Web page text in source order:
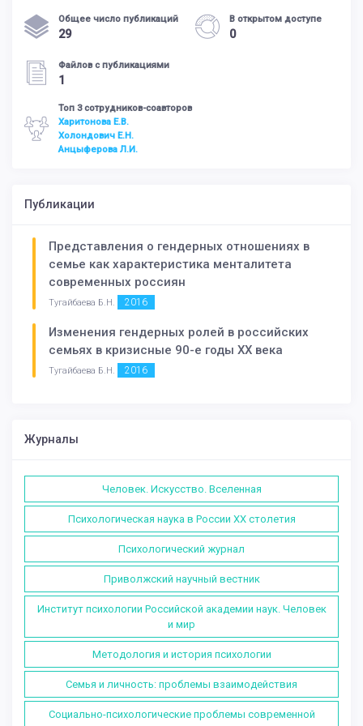
Общее число публикаций
29
В открытом доступе
0
Файлов с публикациями
1
Топ 3 сотрудников-соавторов
Харитонова Е.В.
Холондович Е.Н.
Анцыферова Л.И.
Публикации
Представления о гендерных отношениях в
семье как характеристика менталитета
современных россиян
Тугайбаева Б.Н. 2016
Изменения гендерных ролей в российских
семьях в кризисные 90-е годы ХХ века
Тугайбаева Б.Н. 2016
Журналы
Человек. Искусство. Вселенная
Психологическая наука в России XX столетия
Психологический журнал
Приволжский научный вестник
Институт психологии Российской академии наук. Человек
и мир
Методология и история психологии
Семья и личность: проблемы взаимодействия
Социально-психологические проблемы современной